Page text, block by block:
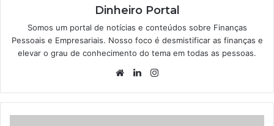
Dinheiro Portal
Somos um portal de notícias e conteúdos sobre Finanças
Pessoais e Empresariais. Nosso foco é desmistificar as finanças e
elevar o grau de conhecimento do tema em todas as pessoas.
WebsiteLinkedin